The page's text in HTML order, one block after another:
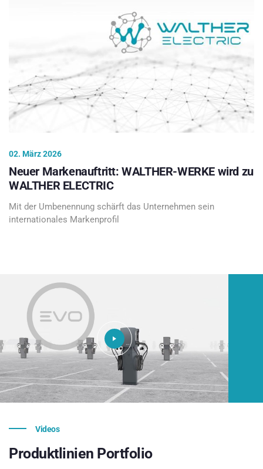
02. März 2026
Neuer Markenauftritt: WALTHER-WERKE wird zu
WALTHER ELECTRIC
Mit der Umbenennung schärft das Unternehmen sein
internationales Markenprofil
Videos
Produktlinien Portfolio